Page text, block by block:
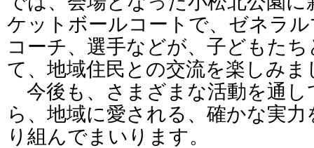
ケットボールコートで、ゼネラ
コーチ、選手などが、子どもた
て、地域住民との交流を楽しみま
今後も、さまざまな活動を通し
ら、地域に愛される、確かな実
り組んでまいります。